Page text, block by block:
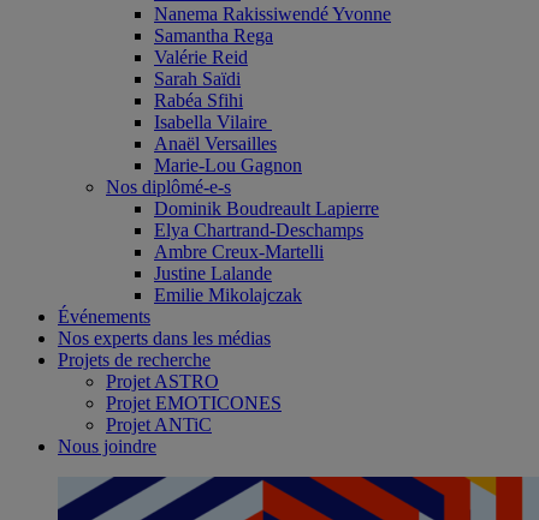
Nanema Rakissiwendé Yvonne
Samantha Rega
Valérie Reid
Sarah Saïdi
Rabéa Sfihi
Isabella Vilaire
Anaël Versailles
Marie-Lou Gagnon
Nos diplômé-e-s
Dominik Boudreault Lapierre
Elya Chartrand-Deschamps
Ambre Creux-Martelli
Justine Lalande
Emilie Mikolajczak
Événements
Nos experts dans les médias
Projets de recherche
Projet ASTRO
Projet EMOTICONES
Projet ANTiC
Nous joindre